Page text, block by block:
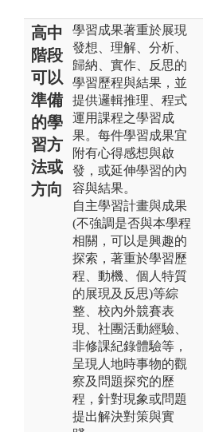
高中
階段
可以
準備
的學
習方
法或
方向
學習成果著重於展現
發想、理解、分析、
歸納、實作、反思的
學習歷程與結果，並
提供邏輯推理、程式
運用課程之學習成
果。每件學習成果宜
附有心得感想與啟
發，或延伸學習的內
容與結果。
自主學習計畫與成果
(不強調是否與本學程
相關，可以是興趣的
探索，著重於學習歷
程、動機、個人特質
的展現及反思)等綜
整、校內外競賽表
現、社團活動經驗、
非修課紀錄體驗等，
呈現人地時事物的觀
察及問題探究的歷
程，針對現象或問題
提出解決對策與實